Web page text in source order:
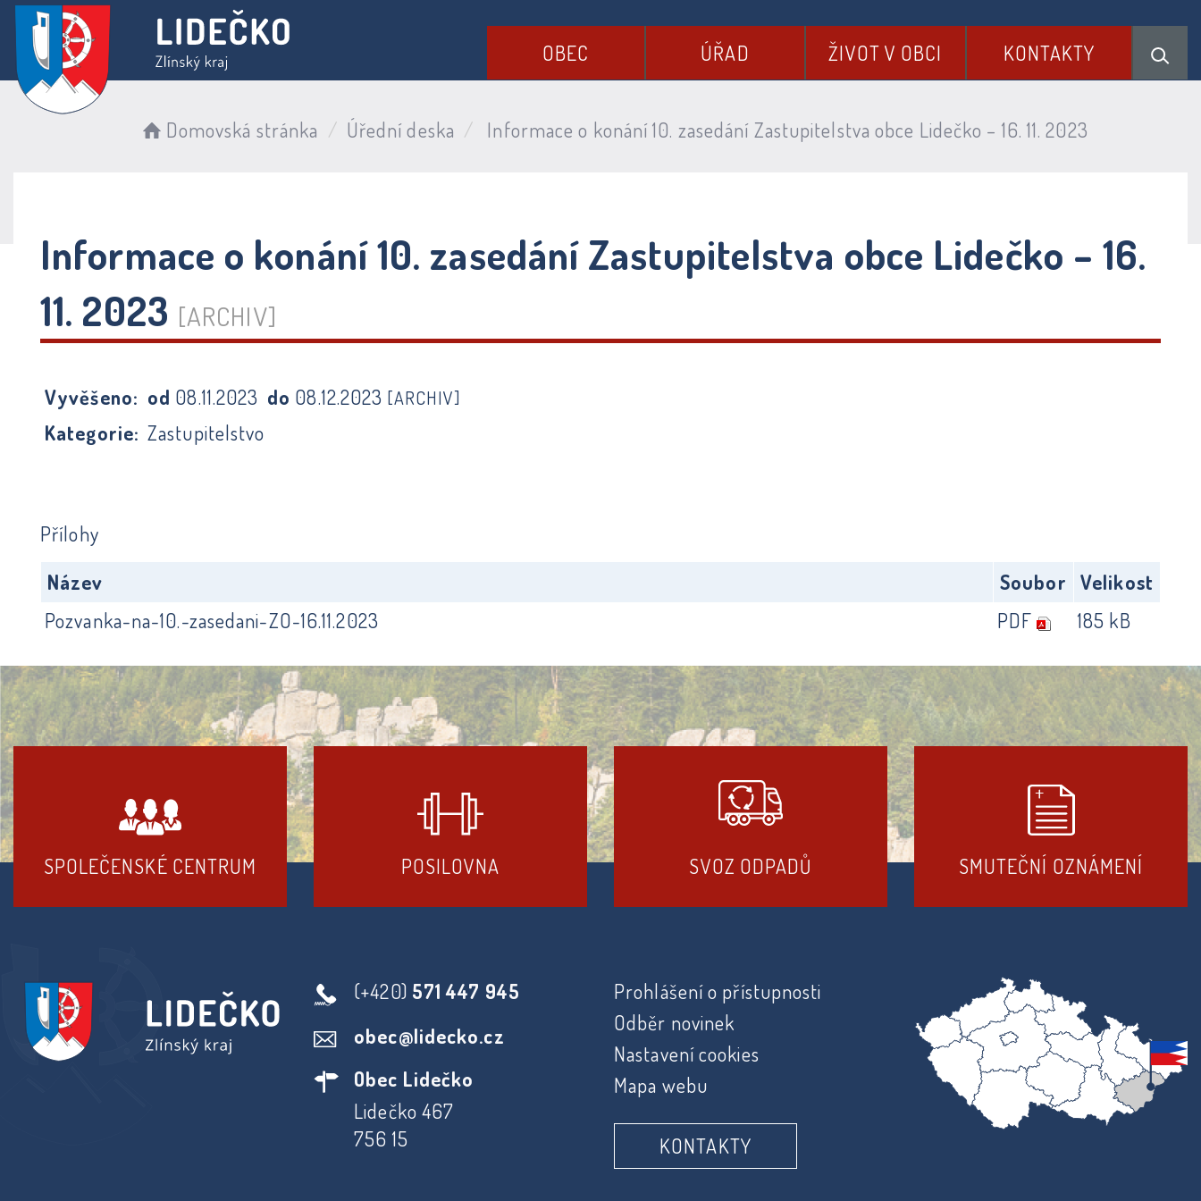
OBEC ÚŘAD ŽIVOT V OBCI KONTAKTY
Domovská stránka Úřední deska Informace o konání 10. zasedání Zastupitelstva obce Lidečko – 16. 11. 2023
Informace o konání 10. zasedání Zastupitelstva obce Lidečko – 16.
11. 2023 [ARCHIV]
Vyvěšeno: od 08.11.2023 do 08.12.2023 [ARCHIV]
Kategorie: Zastupitelstvo
Přílohy
Název
Soubor
Velikost
Pozvanka-na-10.-zasedani-ZO-16.11.2023
PDF 185 kB
SPOLEČENSKÉ CENTRUM POSILOVNA SVOZ ODPADŮ SMUTEČNÍ OZNÁMENÍ
(+420) 571 447 945
obec@lidecko.cz
Obec Lidečko
Lidečko 467
756 15
Prohlášení o přístupnosti
Odběr novinek
Nastavení cookies
Mapa webu
KONTAKTY